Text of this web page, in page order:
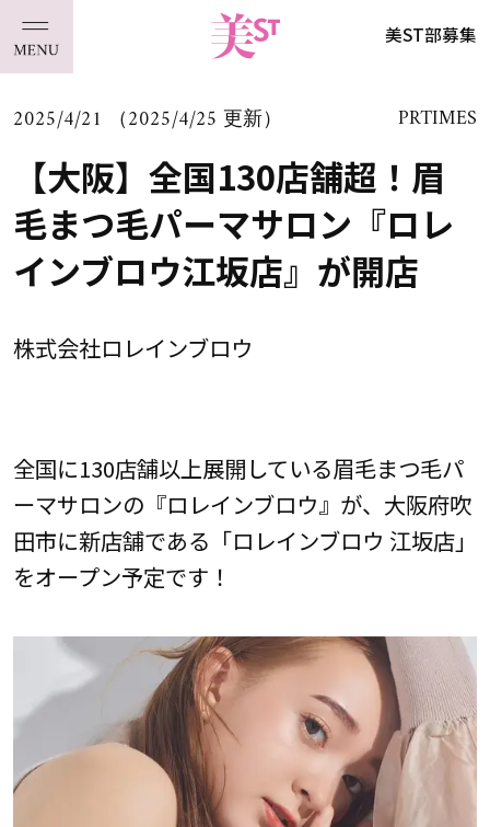
美ST部募集
2025/4/21 （2025/4/25 更新） PRTIMES
【大阪】全国130店舗超！眉
毛まつ毛パーマサロン『ロレ
インブロウ江坂店』が開店
株式会社ロレインブロウ
全国に130店舗以上展開している眉毛まつ毛パ
ーマサロンの『ロレインブロウ』が、大阪府吹
田市に新店舗である「ロレインブロウ 江坂店」
をオープン予定です！